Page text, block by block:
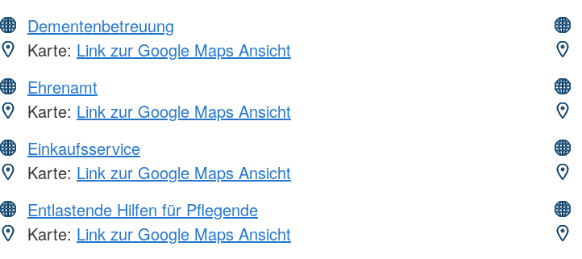
Dementenbetreuung
Karte: Link zur Google Maps Ansicht
Ehrenamt
Karte: Link zur Google Maps Ansicht
Einkaufsservice
Karte: Link zur Google Maps Ansicht
Entlastende Hilfen für Pflegende
Karte: Link zur Google Maps Ansicht